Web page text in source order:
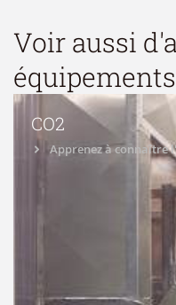
Voir aussi
équipements
CO2
Apprenez à connaître